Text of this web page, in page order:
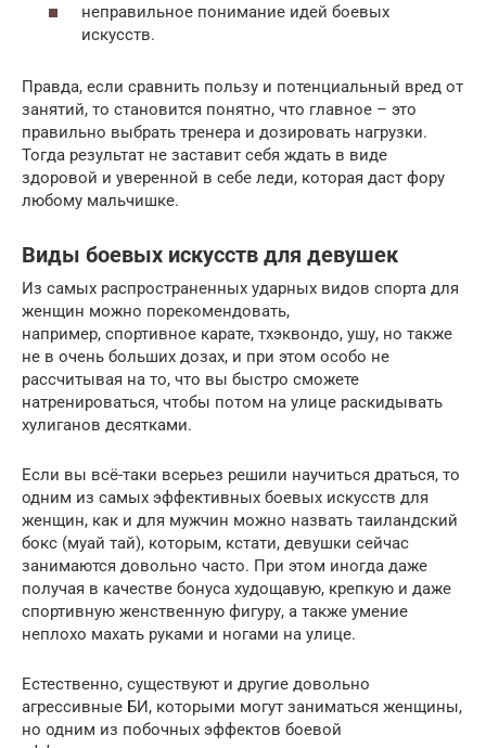
неправильное понимание идей боевых
искусств.
Правда, если сравнить пользу и потенциальный вред от
занятий, то становится понятно, что главное – это
правильно выбрать тренера и дозировать нагрузки.
Тогда результат не заставит себя ждать в виде
здоровой и уверенной в себе леди, которая даст фору
любому мальчишке.
Виды боевых искусств для девушек
Из самых распространенных ударных видов спорта для
женщин можно порекомендовать,
например, спортивное карате, тхэквондо, ушу, но также
не в очень больших дозах, и при этом особо не
рассчитывая на то, что вы быстро сможете
натренироваться, чтобы потом на улице раскидывать
хулиганов десятками.
Если вы всё-таки всерьез решили научиться драться, то
одним из самых эффективных боевых искусств для
женщин, как и для мужчин можно назвать таиландский
бокс (муай тай), которым, кстати, девушки сейчас
занимаются довольно часто. При этом иногда даже
получая в качестве бонуса худощавую, крепкую и даже
спортивную женственную фигуру, а также умение
неплохо махать руками и ногами на улице.
Естественно, существуют и другие довольно
агрессивные БИ, которыми могут заниматься женщины,
но одним из побочных эффектов боевой